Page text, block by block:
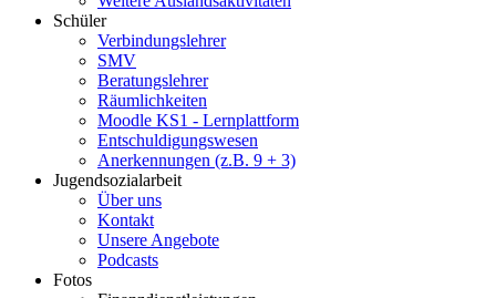
Schüler
Verbindungslehrer
SMV
Beratungslehrer
Räumlichkeiten
Moodle KS1 - Lernplattform
Entschuldigungswesen
Anerkennungen (z.B. 9 + 3)
Jugendsozialarbeit
Über uns
Kontakt
Unsere Angebote
Podcasts
Fotos